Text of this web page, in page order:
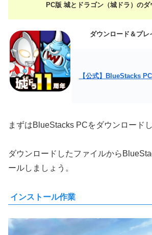
PC版 城とドラゴン（城ドラ）のダ
ダウンロード＆プレ
【公式】BlueStacks
まずはBlueStacks PCをダウンロード
ダウンロードしたファイルから
ールしましょう。
インストール作業